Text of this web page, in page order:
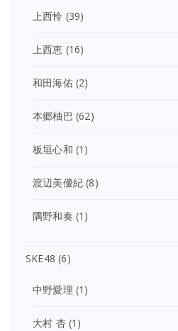
上西怜 (39)
上西恵 (16)
和田海佑(2)
本郷柚巴 (62)
板垣心和 (1)
渡辺美優紀 (8)
隅野和奏 (1)
SKE48 (6)
中野愛理 (1)
大村 杏(1)